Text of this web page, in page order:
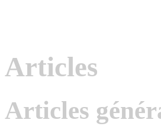
Articles
Articles